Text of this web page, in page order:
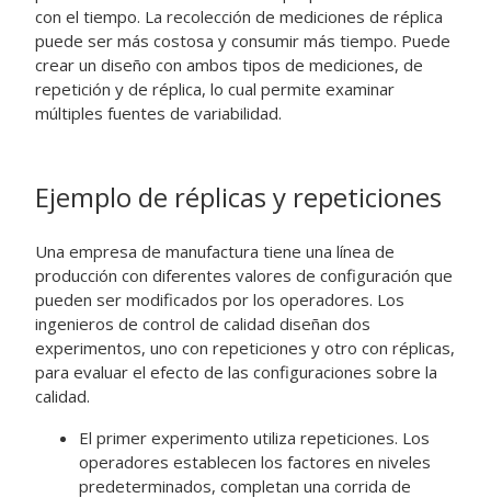
con el tiempo. La recolección de mediciones de réplica
puede ser más costosa y consumir más tiempo. Puede
crear un diseño con ambos tipos de mediciones, de
repetición y de réplica, lo cual permite examinar
múltiples fuentes de variabilidad.
Ejemplo de réplicas y repeticiones
Una empresa de manufactura tiene una línea de
producción con diferentes valores de configuración que
pueden ser modificados por los operadores. Los
ingenieros de control de calidad diseñan dos
experimentos, uno con repeticiones y otro con réplicas,
para evaluar el efecto de las configuraciones sobre la
calidad.
El primer experimento utiliza repeticiones. Los
operadores establecen los factores en niveles
predeterminados, completan una corrida de